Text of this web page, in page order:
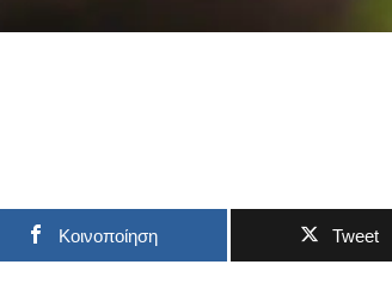
Κοινοποίηση Tweet